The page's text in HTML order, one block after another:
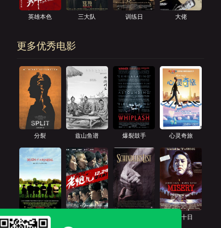
英雄本色 三大队 训练日 大佬
更多优秀电影
分裂 兹山鱼谱 爆裂鼓手 心灵奇旅
葬礼上的死亡 危情十日